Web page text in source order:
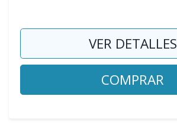
VER DETALLES
COMPRAR